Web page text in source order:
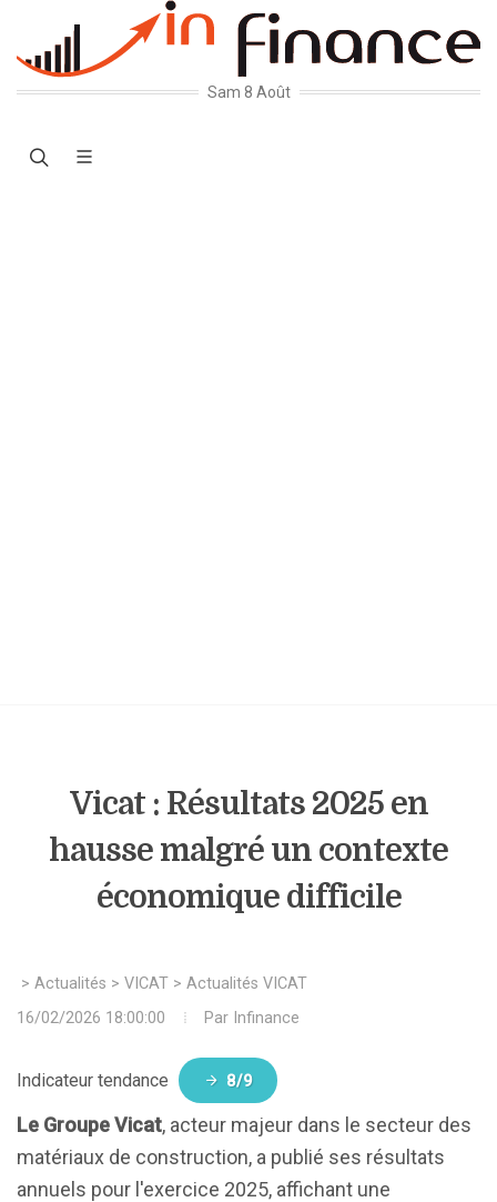
Sam 8 Août
Vicat : Résultats 2025 en
hausse malgré un contexte
économique difficile
> Actualités > VICAT > Actualités VICAT
16/02/2026 18:00:00
Par Infinance
Indicateur tendance 8/9
Le Groupe Vicat, acteur majeur dans le secteur des
matériaux de construction, a publié ses résultats
annuels pour l'exercice 2025, affichant une